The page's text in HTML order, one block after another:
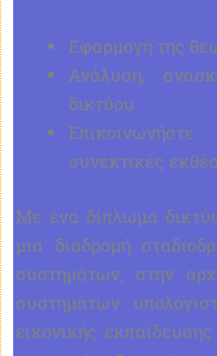
Εφαρμογή της
Ανάλυση,
δικτύου
συνεκτικές
Με ένα δίπλωμα
μια διαδρομή
συστημάτων, στην
συστημάτων
εικονικής